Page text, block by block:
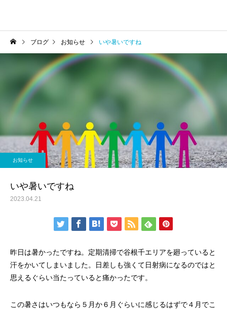
ブログ お知らせ いや暑いですね
お知らせ
いや暑いですね
2023.04.21
昨日は暑かったですね。定期清掃で谷根千エリアを廻っていると
汗をかいてしまいました。日差しも強くて日射病になるのではと
思えるぐらい当たっていると痛かったです。
この暑さはいつもなら５月か６月ぐらいに感じるはずで４月でこ